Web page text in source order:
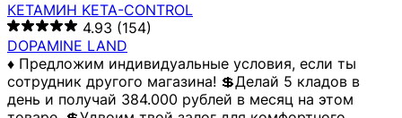
КЕТАМИН KETA-CONTROL
4.93 (154)
DOPAMINE LAND
♦️ Предложим индивидуальные условия, если ты
сотрудник другого магазина! 💲Делай 5 кладов в
день и получай 384.000 рублей в месяц на этом